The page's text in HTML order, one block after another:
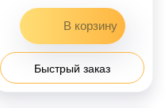
Быстрый заказ